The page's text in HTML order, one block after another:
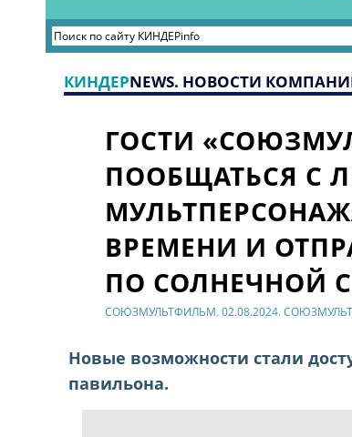
КИНДЕРNEWS. НОВОСТИ
ГОСТИ
ПООБЩАТЬСЯ С
ВРЕМЕНИ И
ПО СОЛНЕЧНОЙ
СОЮЗМУЛЬТФИЛЬМ. 02.08.2024.
Новые возможности стали
павильона.